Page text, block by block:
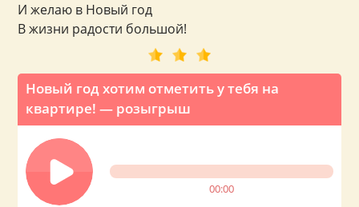
Новый год хотим отметить у тебя на
квартире! — розыгрыш
00:00
И желаю в Новый год
В жизни радости большой!